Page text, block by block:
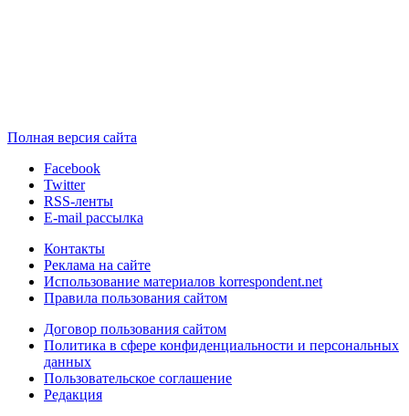
Полная версия сайта
Facebook
Twitter
RSS-ленты
E-mail рассылка
Контакты
Реклама на сайте
Использование материалов korrespondent.net
Правила пользования сайтом
Договор пользования сайтом
Политика в сфере конфиденциальности и персональных
данных
Пользовательское соглашение
Редакция